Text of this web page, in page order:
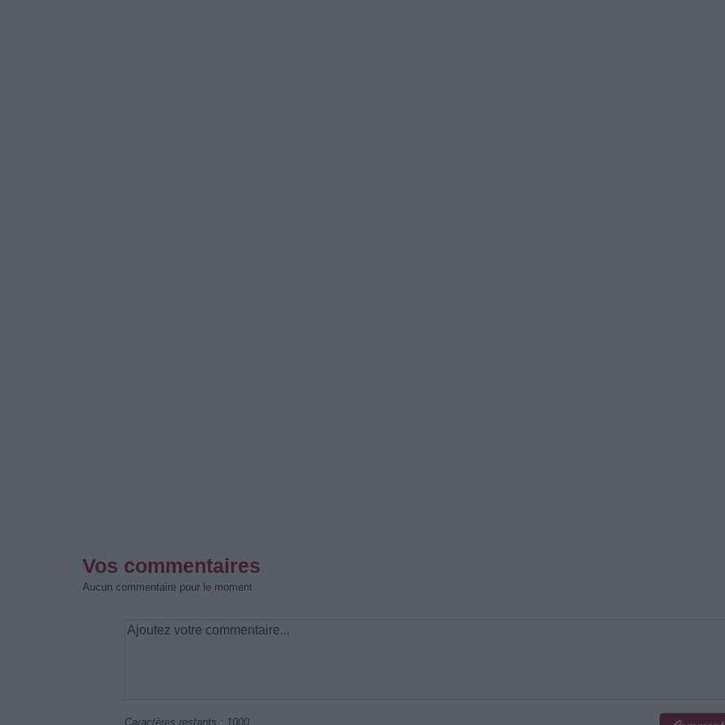
Vos commentaires
Aucun commentaire pour le moment
Caractères restants : 1000